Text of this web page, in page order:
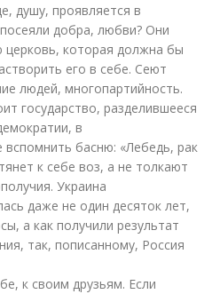
душу, проявляется в
добра, любви? Они
которая должна бы
его в себе. Сеют
людей, многопартийность.
государство, разделившееся
в
вспомнить басню: «Лебедь, рак
к себе воз, а не толкают
Украина
даже не один десяток лет,
а как получили результат
так, пописанному, Россия
к своим друзьям. Если